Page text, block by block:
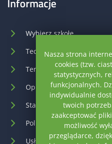
Wybierz szkołę
Technik masażysta
Terapeuta zajęciowy
Opiekun medyczny
Statut szkoły
Polityka prywatności
Usługi informatyczne
Nasza strona
cookies (tzw.
statystycznych,
funkcjonalnych.
indywidualnie
twoich
zaakceptować
możliwość
przeglądarce,